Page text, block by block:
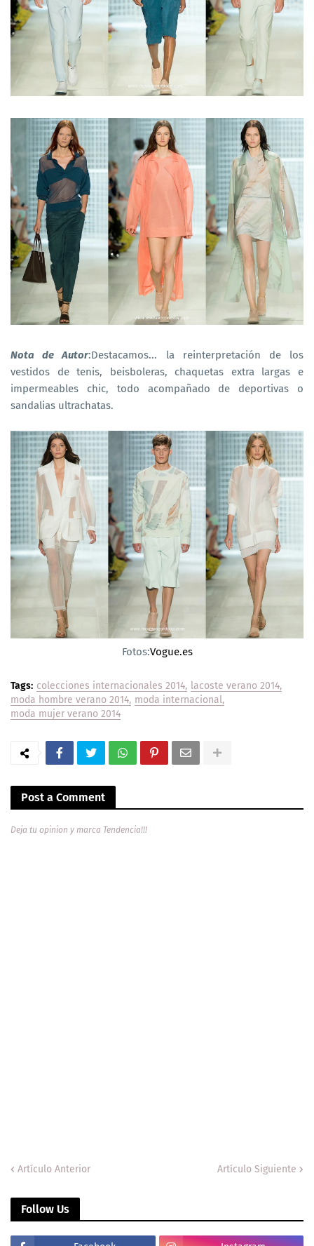
Nota de Autor:Destacamos... la reinterpretación de los
vestidos de tenis, beisboleras, chaquetas extra largas e
impermeables chic, todo acompañado de deportivas o
sandalias ultrachatas.
Fotos:Vogue.es
Tags: colecciones internacionales 2014 lacoste verano 2014
moda hombre verano 2014 moda internacional
moda mujer verano 2014
Post a Comment
Deja tu opinion y marca Tendencia!!!
Artículo Anterior Artículo Siguiente
Follow Us